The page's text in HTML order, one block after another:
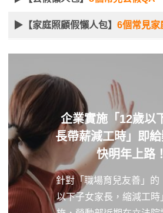
▶【家庭照顧假懶人包】 6個常見家
企業實施「12歲以
長帶薪減工時」即
快明年上路！
針對「職場育兒友善」的
以下子女家長，縮減工時